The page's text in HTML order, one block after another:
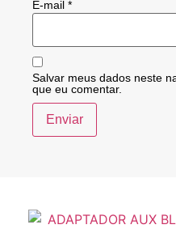
E-mail *
Salvar meus dados neste
que eu comentar.